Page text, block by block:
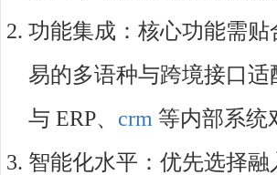
功能集成：核心功能需
易的多语种与跨境接口
与 ERP、 crm 等内部系统
智能化水平：优先选择融